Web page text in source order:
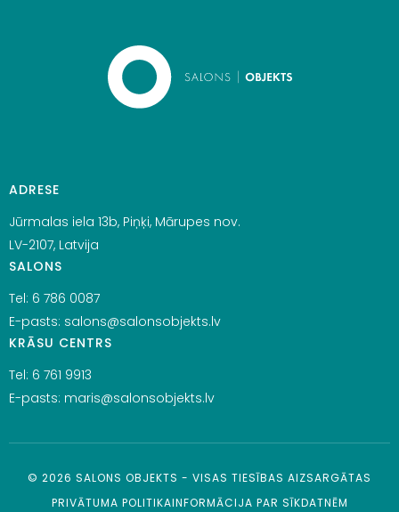
ADRESE
Jūrmalas iela 13b, Piņķi, Mārupes nov.
LV-2107, Latvija
SALONS
Tel: 6 786 0087
E-pasts: salons@salonsobjekts.lv
KRĀSU CENTRS
Tel: 6 761 9913
E-pasts: maris@salonsobjekts.lv
© 2026 SALONS OBJEKTS - VISAS TIESĪBAS AIZSARGĀTAS
PRIVĀTUMA POLITIKAINFORMĀCIJA PAR SĪKDATNĒM